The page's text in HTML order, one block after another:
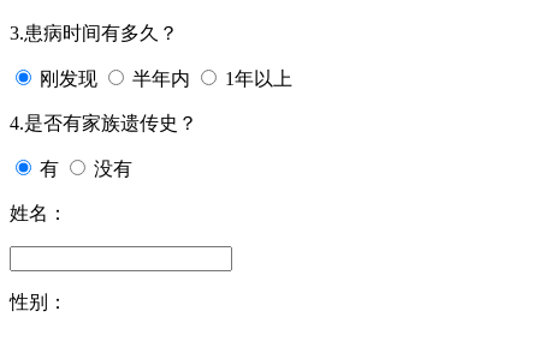
3.患病时间有多久？
刚发现 半年内 1年以上
4.是否有家族遗传史？
有 没有
姓名：
性别：